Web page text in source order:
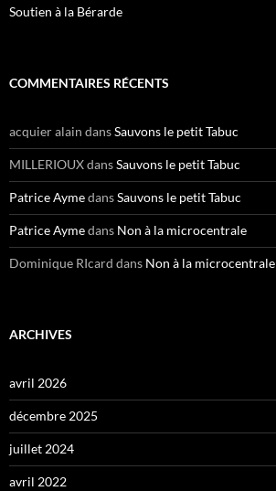
Soutien à la Bérarde
COMMENTAIRES RÉCENTS
acquier alain dansSauvons le petit Tabuc
MILLERIOUXdansSauvons le petit Tabuc
Patrice AymedansSauvons le petit Tabuc
Patrice Aymedans Non à la microcentrale
Dominique RIcard dans Non à la microcentrale
ARCHIVES
avril 2026
décembre 2025
juillet 2024
avril 2022